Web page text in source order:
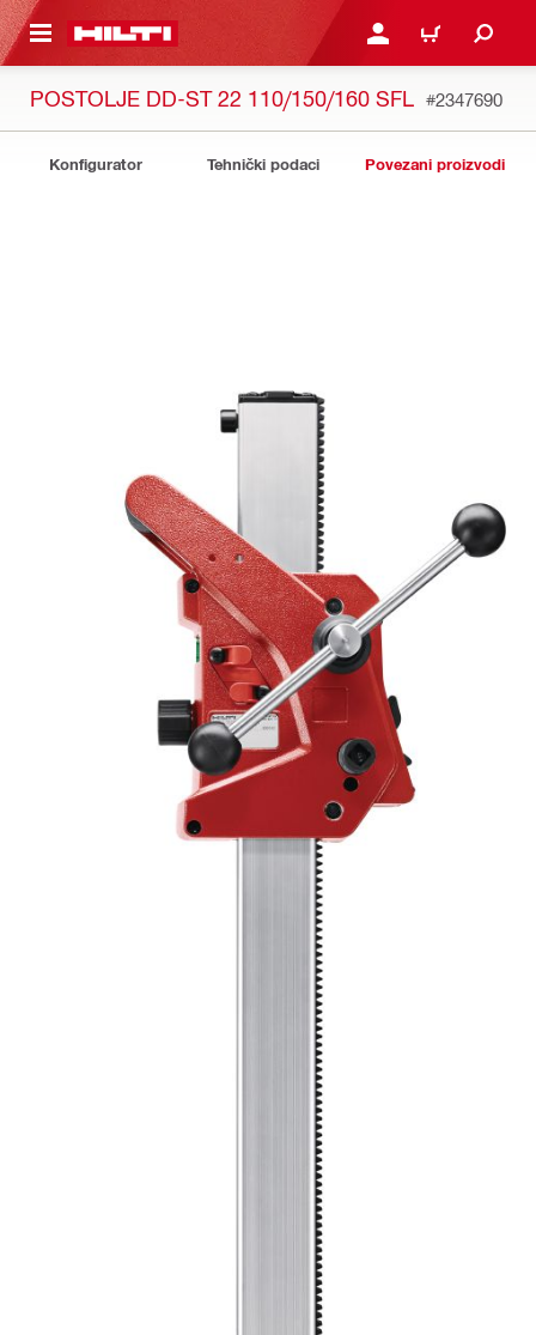
GLAVNI SADRŽAJ PRIJAVI SE ILI SE
KOŠARICA
POSTOLJE DD-ST 22 110/150/160 SFL #2347690
Konfigurator Tehnički podaci Povezani proizvodi